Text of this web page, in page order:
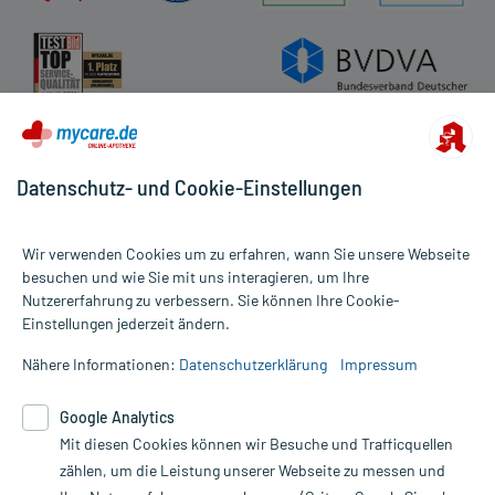
Alle Preise gelten inkl. MwSt., ggf. zzgl. Versandkosten
Informationen auf dieser Website werden ausschließlich für
die Untersuchung und Behandlung durch einen Arzt. Bitte
Therapien eingeleitet werden können. | Diese Webseite benutzt
Google Analytics. Lesen Sie bitte dazu die wichtigen Hinweise in
unserer Datenschutzerklärung. Für den Widerruf einer Bestellung
nutzen Sie das Formular:
Datenschutz- und Cookie-Einstellungen
Wir verwenden Cookies um zu erfahren, wann Sie unsere Webseite
besuchen und wie Sie mit uns interagieren, um Ihre
Nutzererfahrung zu verbessern. Sie können Ihre Cookie-
Einstellungen jederzeit ändern.
Nähere Informationen: Datenschutzerklärung Impressum
Google Analytics
Mit diesen Cookies können wir Besuche und Trafficquellen
zählen, um die Leistung unserer Webseite zu messen und